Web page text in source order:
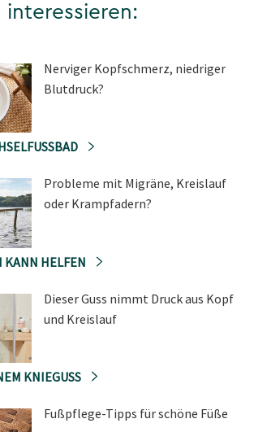
interessieren:
Nerviger Kopfschmerz, niedriger
Blutdruck?
Probleme mit Migräne, Kreislauf
oder Krampfadern?
KANN HELFEN
Dieser Guss nimmt Druck aus Kopf
und Kreislauf
KNIEGUSS
Fußpflege-Tipps für schöne Füße